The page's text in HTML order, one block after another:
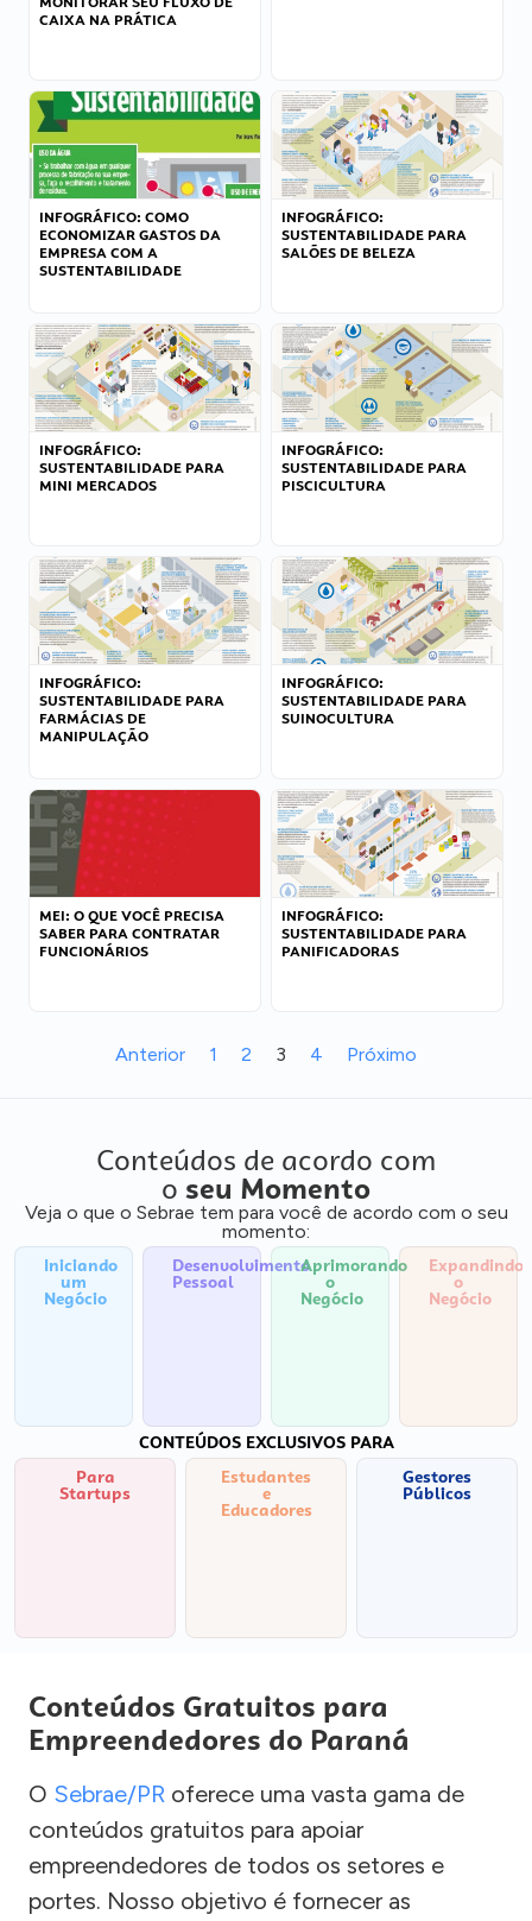
CAIXA NA PRÁTICA
INFOGRÁFICO: COMO
ECONOMIZAR GASTOS DA
EMPRESA COM A
SUSTENTABILIDADE
INFOGRÁFICO:
SUSTENTABILIDADE PARA
SALÕES DE BELEZA
INFOGRÁFICO:
SUSTENTABILIDADE PARA
MINI MERCADOS
INFOGRÁFICO:
SUSTENTABILIDADE PARA
PISCICULTURA
INFOGRÁFICO:
SUSTENTABILIDADE PARA
FARMÁCIAS DE
MANIPULAÇÃO
INFOGRÁFICO:
SUSTENTABILIDADE PARA
SUINOCULTURA
MEI: O QUE VOCÊ PRECISA
SABER PARA CONTRATAR
FUNCIONÁRIOS
INFOGRÁFICO:
SUSTENTABILIDADE PARA
PANIFICADORAS
Anterior 1 2 3 4 Próximo
Conteúdos de acordo com
o seu Momento
Veja o que o Sebrae tem para você de acordo com o seu
momento:
Iniciando
um
Negócio
Desenvolvimento
Pessoal
Aprimorando
o
Negócio
Expandindo
o
Negócio
CONTEÚDOS EXCLUSIVOS PARA
Para
Startups
Estudantes
e
Educadores
Gestores
Públicos
Conteúdos Gratuitos para
Empreendedores do Paraná
O Sebrae/PR oferece uma vasta gama de
conteúdos gratuitos para apoiar
empreendedores de todos os setores e
portes. Nosso objetivo é fornecer as